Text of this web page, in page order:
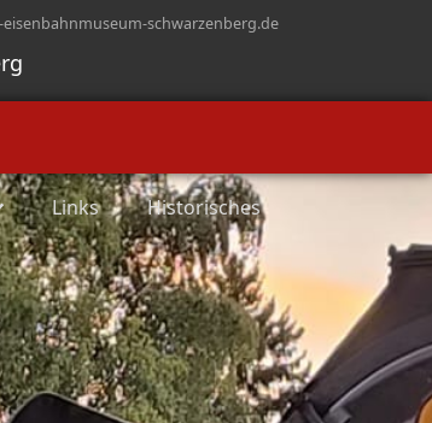
eisenbahnmuseum-schwarzenberg.de
Links Historisches